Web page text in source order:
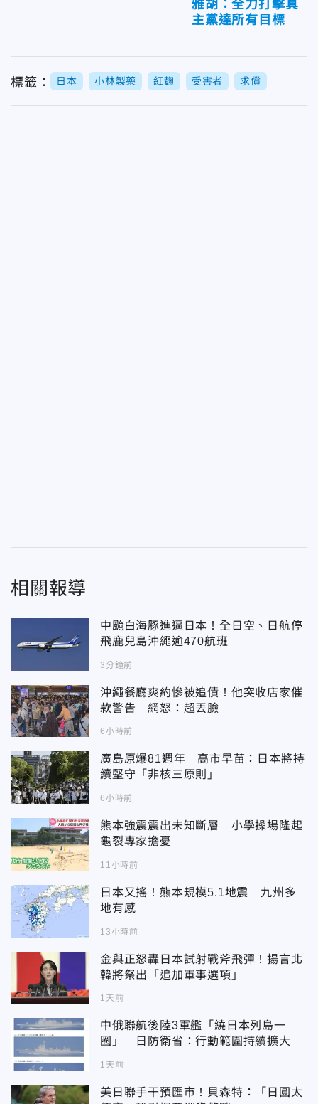
雅胡：全力打擊真
主黨達所有目標
標籤： 日本 小林製藥 紅麴 受害者 求償
相關報導
中颱白海豚進逼日本！全日空、日航停
飛鹿兒島沖繩逾470航班
3分鐘前
沖繩餐廳爽約慘被追債！他突收店家催
款警告 網怒：超丟臉
6小時前
廣島原爆81週年 高市早苗：日本將持
續堅守「非核三原則」
6小時前
熊本強震震出未知斷層 小學操場隆起
龜裂專家擔憂
11小時前
日本又搖！熊本規模5.1地震 九州多
地有感
13小時前
金與正怒轟日本試射戰斧飛彈！揚言北
韓將祭出「追加軍事選項」
1天前
中俄聯航後陸3軍艦「繞日本列島一
圈」 日防衛省：行動範圍持續擴大
1天前
美日聯手干預匯市！貝森特：「日圓太